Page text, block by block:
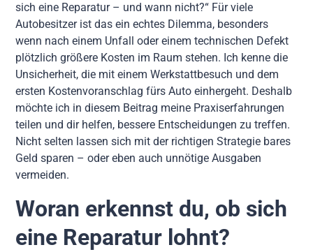
sich eine Reparatur – und wann nicht?“ Für viele
Autobesitzer ist das ein echtes Dilemma, besonders
wenn nach einem Unfall oder einem technischen Defekt
plötzlich größere Kosten im Raum stehen. Ich kenne die
Unsicherheit, die mit einem Werkstattbesuch und dem
ersten Kostenvoranschlag fürs Auto einhergeht. Deshalb
möchte ich in diesem Beitrag meine Praxiserfahrungen
teilen und dir helfen, bessere Entscheidungen zu treffen.
Nicht selten lassen sich mit der richtigen Strategie bares
Geld sparen – oder eben auch unnötige Ausgaben
vermeiden.
Woran erkennst du, ob sich
eine Reparatur lohnt?